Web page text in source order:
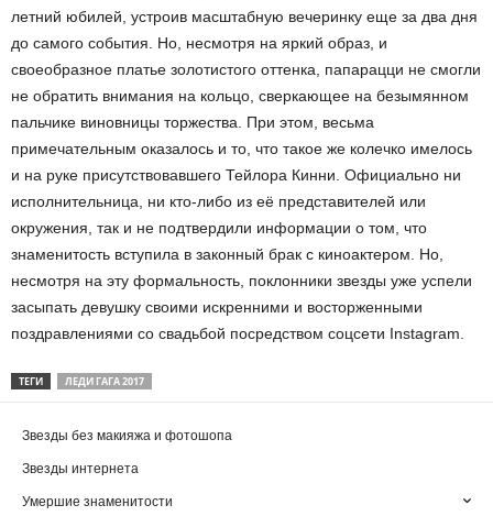
летний юбилей, устроив масштабную вечеринку еще за два дня
до самого события. Но, несмотря на яркий образ, и
своеобразное платье золотистого оттенка, папарацци не смогли
не обратить внимания на кольцо, сверкающее на безымянном
пальчике виновницы торжества. При этом, весьма
примечательным оказалось и то, что такое же колечко имелось
и на руке присутствовавшего Тейлора Кинни. Официально ни
исполнительница, ни кто-либо из её представителей или
окружения, так и не подтвердили информации о том, что
знаменитость вступила в законный брак с киноактером. Но,
несмотря на эту формальность, поклонники звезды уже успели
засыпать девушку своими искренними и восторженными
поздравлениями со свадьбой посредством соцсети Instagram.
ТЕГИ ЛЕДИ ГАГА 2017
Звезды без макияжа и фотошопа
Звезды интернета
Умершие знаменитости